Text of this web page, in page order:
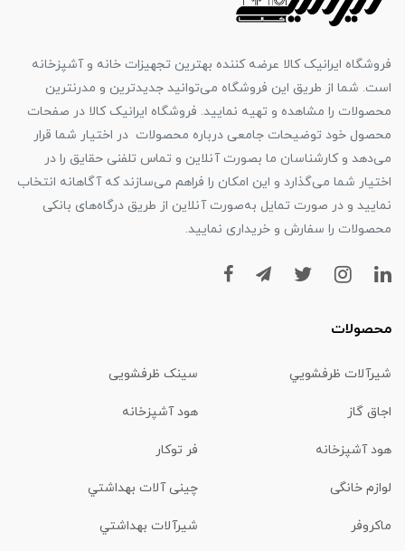
فروشگاه ایرانیک کالا عرضه کننده بهترین تجهیزات خانه و آشپزخانه
است. شما از طریق این فروشگاه می‌توانید جدیدترین و مدرنترین
محصولات را مشاهده و تهیه نمایید. فروشگاه ایرانیک کالا در صفحات
محصول خود توضیحات جامعی درباره محصولات در اختیار شما قرار
می‌دهد و کارشناسان ما بصورت آنلاین و تماس تلفنی حقایق را در
اختیار شما می‌گذارد و این امکان را فراهم می‌سازند که آگاهانه انتخاب
نمایید و در صورت تمایل به‌صورت آنلاین از طریق درگاه‌های بانکی
محصولات را سفارش و خریداری نمایید.
محصولات
شیرآلات ظرفشويي سینک ظرفشویی
اجاق گاز هود آشپزخانه
هود آشپزخانه فر توکار
لوازم خانگی چینی آلات بهداشتي
ماكروفر شیرآلات بهداشتي